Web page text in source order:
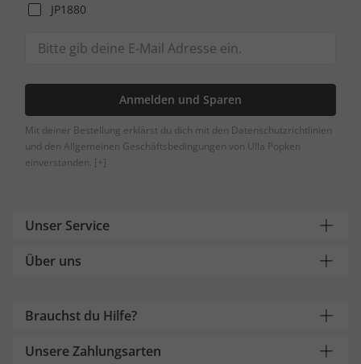
JP1880
Anmelden und Sparen
Mit deiner Bestellung erklärst du dich mit den Datenschutzrichtlinien
und den Allgemeinen Geschäftsbedingungen von Ulla Popken
einverstanden. [+]
Unser Service
Über uns
Brauchst du Hilfe?
Unsere Zahlungsarten